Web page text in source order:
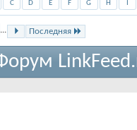
C D E F G H
... Последняя